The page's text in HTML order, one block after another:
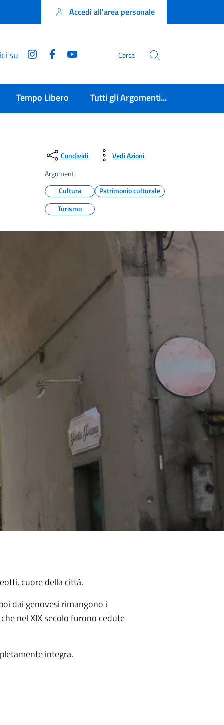
Accedi all'area personale
su InstagramFacebook Cerca
Tempo Libero Tutti gli Argomenti...
Condividi
Vedi Azioni
Argomenti
Cultura
Patrimonio culturale
Turismo
cuore della città.
dai genovesi rimangono i
nel XIX secolo furono cedute
integra.